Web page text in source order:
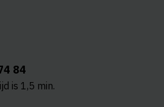
84
is 1,5 min.